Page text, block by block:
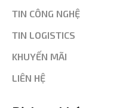
TIN CÔNG NGHỆ
TIN LOGISTICS
KHUYẾN MÃI
LIÊN HỆ